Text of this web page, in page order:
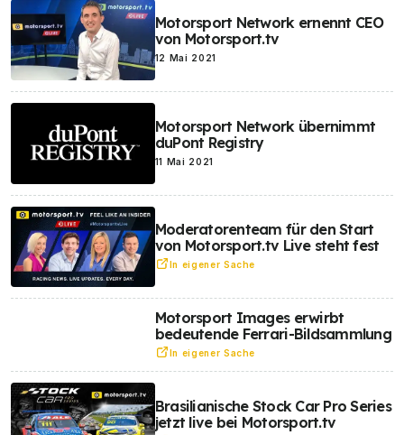
Motorsport Network ernennt CEO
von Motorsport.tv
12 Mai 2021
Motorsport Network übernimmt
duPont Registry
11 Mai 2021
Moderatorenteam für den Start
von Motorsport.tv Live steht fest
In eigener Sache
Motorsport Images erwirbt
bedeutende Ferrari-Bildsammlung
In eigener Sache
Brasilianische Stock Car Pro Series
jetzt live bei Motorsport.tv